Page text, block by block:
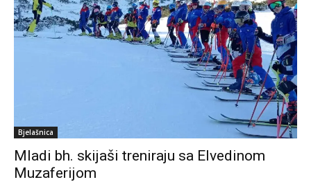
Bjelašnica
Mladi bh. skijaši treniraju sa Elvedinom
Muzaferijom